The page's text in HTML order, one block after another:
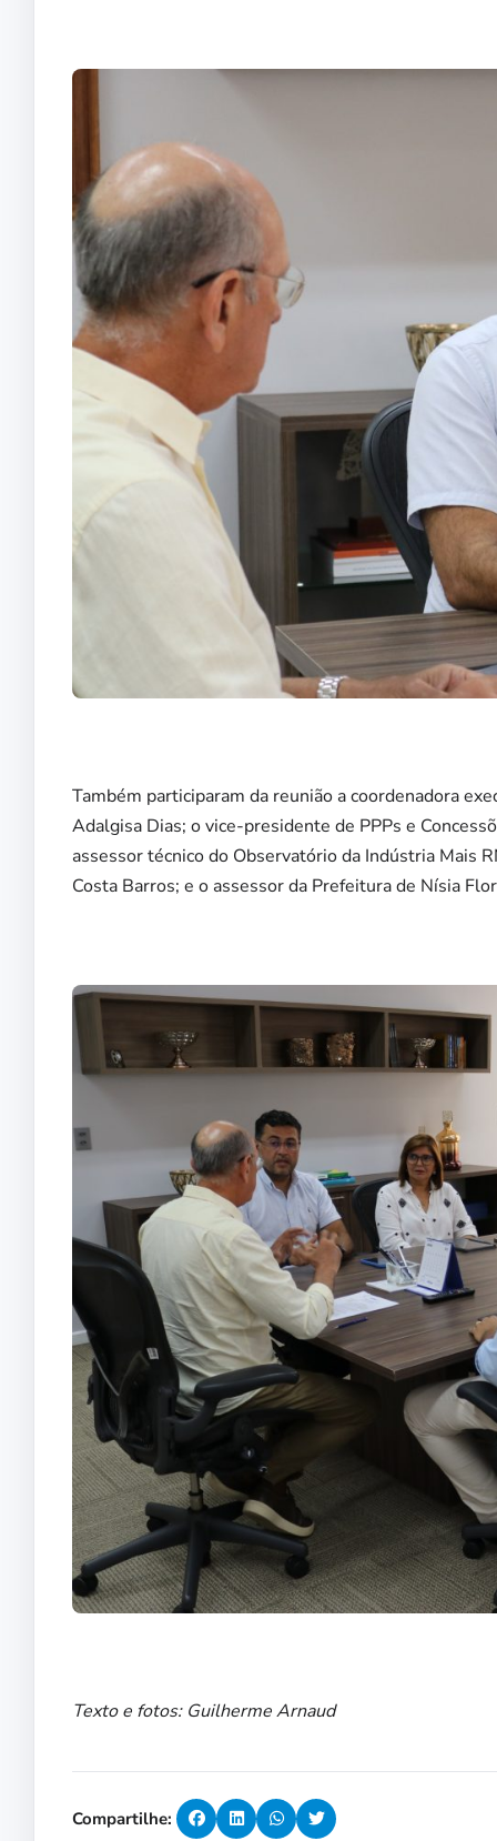
Também participaram da reunião a coordenadora
Adalgisa Dias; o vice-presidente de PPPs e
assessor técnico do Observatório da Indústria Mais
Costa Barros; e o assessor da Prefeitura de Nísia
Texto e fotos: Guilherme Arnaud
Compartilhe: